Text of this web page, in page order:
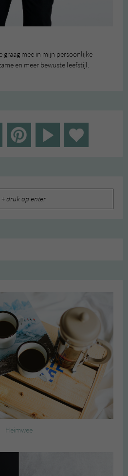
graag mee in mijn persoonlijke
en meer bewuste leefstijl.
Heimwee